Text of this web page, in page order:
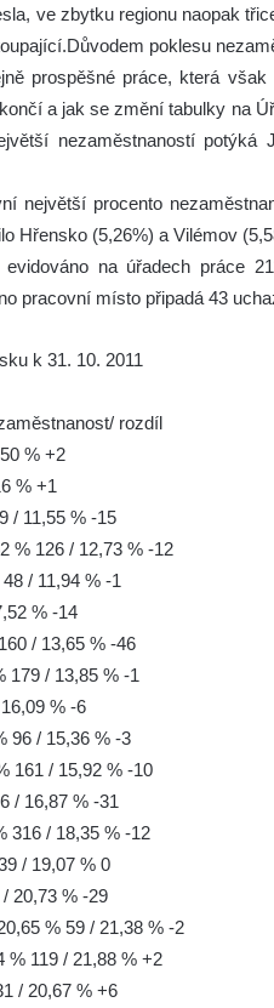
ve zbytku regionu naopak
poklesu
prospěšné práce, která
a jak se změní tabulky na
nezaměstnaností potýká
největší procento
Hřensko (5,26%) a Vilémov
na úřadech práce
pracovní místo připadá 43
k 31. 10. 2011
rozdíl
% +2
% +1
/ 11,55 % -15
% 126 / 12,73 % -12
/ 11,94 % -1
% -14
/ 13,65 % -46
179 / 13,85 % -1
% -6
96 / 15,36 % -3
161 / 15,92 % -10
/ 16,87 % -31
316 / 18,35 % -12
/ 19,07 % 0
20,73 % -29
% 59 / 21,38 % -2
% 119 / 21,88 % +2
/ 20,67 % +6